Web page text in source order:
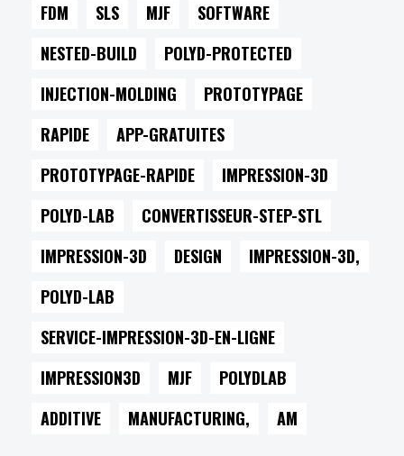
FDM
SLS MJF
SOFTWARE
NESTED-BUILD
POLYD-PROTECTED
INJECTION-MOLDING
PROTOTYPAGE
RAPIDE
APP-GRATUITES
PROTOTYPAGE-RAPIDE
IMPRESSION-3D
POLYD-LAB
CONVERTISSEUR-STEP-STL
IMPRESSION-3D
DESIGN
IMPRESSION-3D,
POLYD-LAB
SERVICE-IMPRESSION-3D-EN-LIGNE
IMPRESSION3D
MJF
POLYDLAB
ADDITIVE
MANUFACTURING, AM